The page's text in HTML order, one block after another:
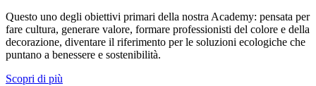
Questo uno degli obiettivi primari della nostra Academy: pensata per
fare cultura, generare valore, formare professionisti del colore e della
decorazione, diventare il riferimento per le soluzioni ecologiche che
puntano a benessere e sostenibilità.
Scopri di più